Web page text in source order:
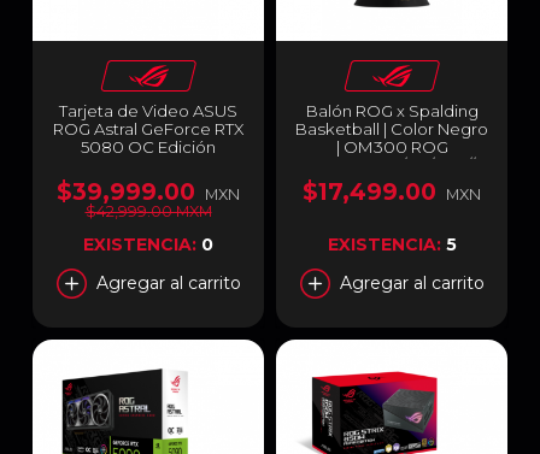
Tarjeta de Video ASUS
ROG Astral GeForce RTX
5080 OC Edición
GDDR7 | PCI Express 5.0
| 192 Bits | Negro / Azul |
ROG-ASTRAL-RTX5080-
O16G-MIKU-W
$39,999.00
MXN
$42,999.00 MXM
EXISTENCIA: 0
Agregar al carrito
Balón ROG x Spalding
Basketball | Color Negro
| OM300 ROG
BASKETBALL/BK/WW//S
PALDING
$17,499.00 MXN
EXISTENCIA: 5
Agregar al carrito